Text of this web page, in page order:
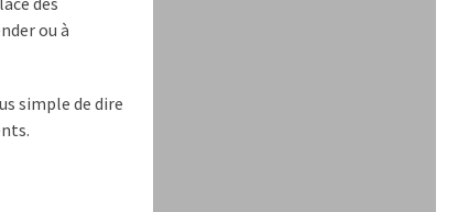
ou à
simple de dire